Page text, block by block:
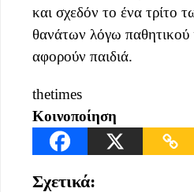
και σχεδόν το ένα τρίτο
θανάτων λόγω παθητικού
αφορούν παιδιά.
thetimes
Κοινοποίηση
Σχετικά: